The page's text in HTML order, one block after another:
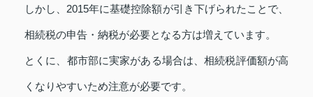
しかし、2015年に基礎控除額が引き下げられたことで、
相続税の申告・納税が必要となる方は増えています。
とくに、都市部に実家がある場合は、相続税評価額が高
くなりやすいため注意が必要です。